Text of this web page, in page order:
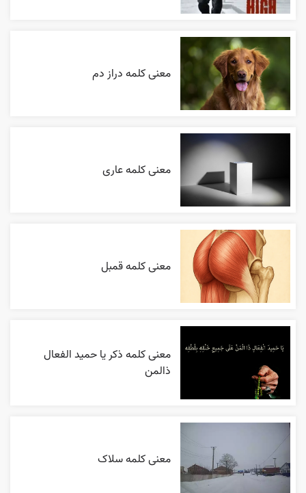
معنی کلمه دراز دم
معنی کلمه عاری
معنی کلمه قمبل
معنی کلمه ذکر یا حمید الفعال
ذالمن
معنی کلمه سلاک